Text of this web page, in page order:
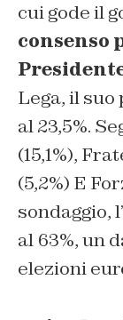
cui gode il
consenso
Lega, il
al 23,5%.
(15,1%),
(5,2%) E
sondaggio,
al 63%, un
elezioni